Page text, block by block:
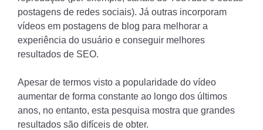
postagens de redes sociais). Já outras incorporam
vídeos em postagens de blog para melhorar a
experiência do usuário e conseguir melhores
resultados de SEO.
Apesar de termos visto a popularidade do vídeo
aumentar de forma constante ao longo dos últimos
anos, no entanto, esta pesquisa mostra que grandes
resultados são difíceis de obter.